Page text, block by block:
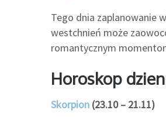
Tego dnia zaplanowanie
westchnień może
romantycznym
Horoskop
Skorpion (23.10 – 21.11)